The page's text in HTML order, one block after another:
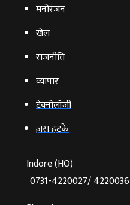
मनोरंजन
खेल
राजनीति
व्‍यापार
टेक्‍नोलॉजी
ज़रा हटके
Indore (HO)
0731-4220027/ 4220036